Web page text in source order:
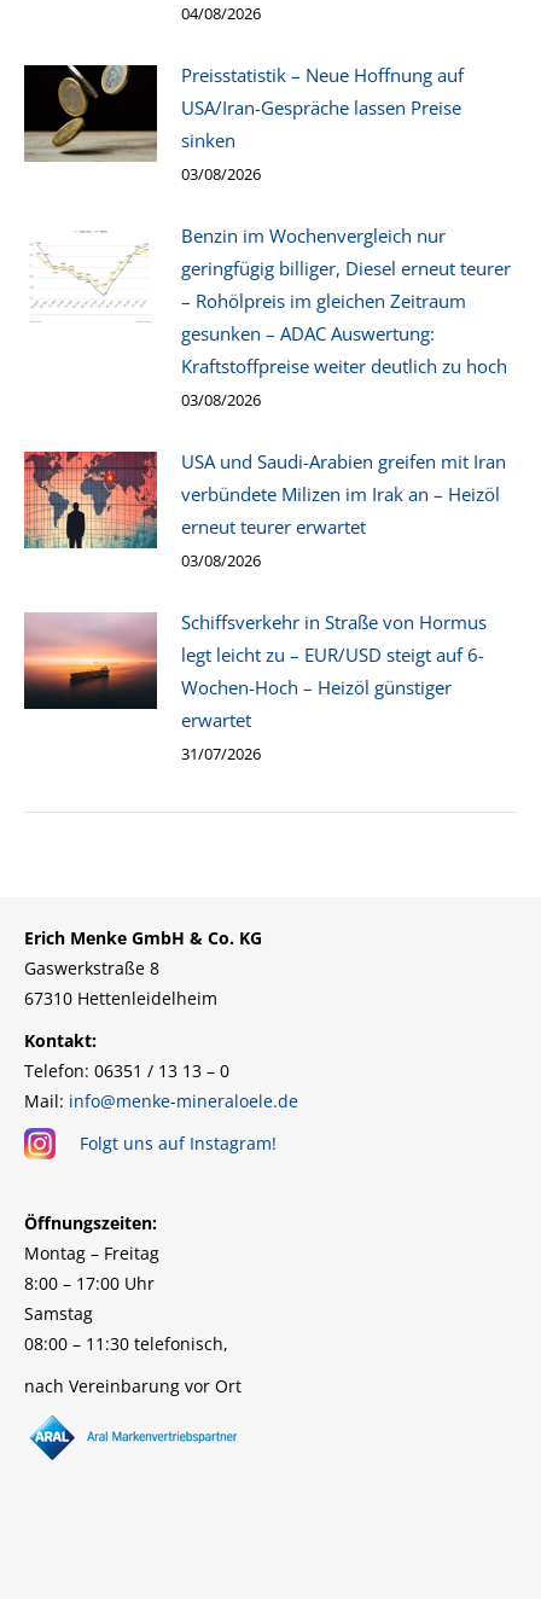
04/08/2026
Preisstatistik – Neue Hoffnung auf
USA/Iran-Gespräche lassen Preise
sinken
03/08/2026
Benzin im Wochenvergleich nur
geringfügig billiger, Diesel erneut teurer
– Rohölpreis im gleichen Zeitraum
gesunken – ADAC Auswertung:
Kraftstoffpreise weiter deutlich zu hoch
03/08/2026
USA und Saudi-Arabien greifen mit Iran
verbündete Milizen im Irak an – Heizöl
erneut teurer erwartet
03/08/2026
Schiffsverkehr in Straße von Hormus
legt leicht zu – EUR/USD steigt auf 6-
Wochen-Hoch – Heizöl günstiger
erwartet
31/07/2026
Erich Menke GmbH & Co. KG
Gaswerkstraße 8
67310 Hettenleidelheim
Kontakt:
Telefon: 06351 / 13 13 – 0
Mail: info@menke-mineraloele.de
Folgt uns auf Instagram!
Öffnungszeiten:
Montag – Freitag
8:00 – 17:00 Uhr
Samstag
08:00 – 11:30 telefonisch,
nach Vereinbarung vor Ort